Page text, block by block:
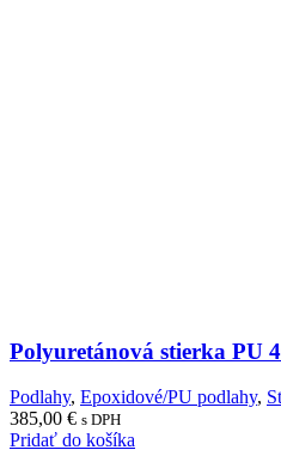
Polyuretánová stierka PU
Podlahy, Epoxidové/PU podlahy,
385,00 € s DPH
Pridať do košíka